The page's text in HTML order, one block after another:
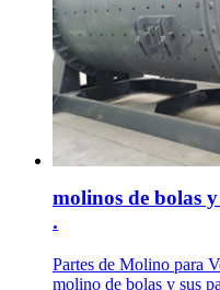
molinos de bolas
.
Partes de Molino para
molino de bolas y sus